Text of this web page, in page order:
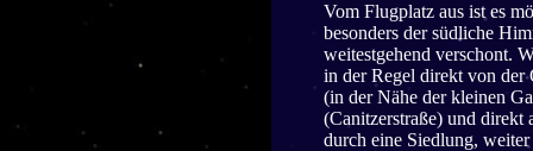
Vom Flugplatz aus ist es
besonders der südliche
weitestgehend verschont.
in der Regel direkt von der
(in der Nähe der kleinen
(Canitzerstraße) und direkt
durch eine Siedlung,